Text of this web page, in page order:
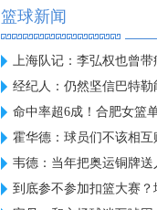
篮球新闻
上海队记：李弘权也曾带病
经纪人：仍然坚信巴特勒能
命中率超6成！合肥女篮单场
霍华德：球员们不该相互贬
韦德：当年把奥运铜牌送人了
到底参不参加扣篮大赛？埃奇